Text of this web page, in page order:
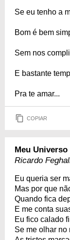
Se eu tenho a
Bom é bem
Sem nos
E bastante
Pra te amar...
COPIAR
Meu Universo
Ricardo
Eu queria ser
Mas por que
Quando fica
E me conta
Eu fico calado
Se me olhar no